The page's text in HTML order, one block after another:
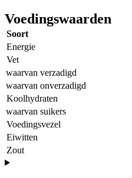
Voedingswaarden
Soort
Energie
Vet
waarvan verzadigd
waarvan onverzadigd
Koolhydraten
waarvan suikers
Voedingsvezel
Eiwitten
Zout